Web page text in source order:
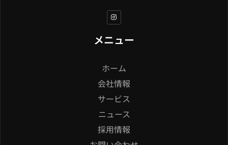
メニュー
ホーム
会社情報
サービス
ニュース
採用情報